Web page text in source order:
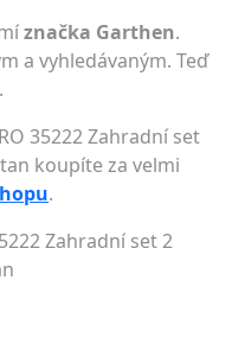
značka Garthen.
a vyhledávaným. Teď
35222 Zahradní set
koupíte za velmi
.
Zahradní set 2